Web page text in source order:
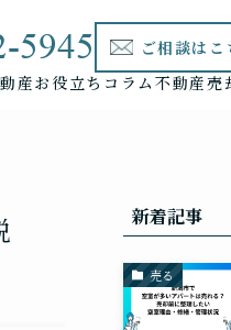
5945 ご相談はこ
産お役立ちコラム 不動産売
新着記事
売る